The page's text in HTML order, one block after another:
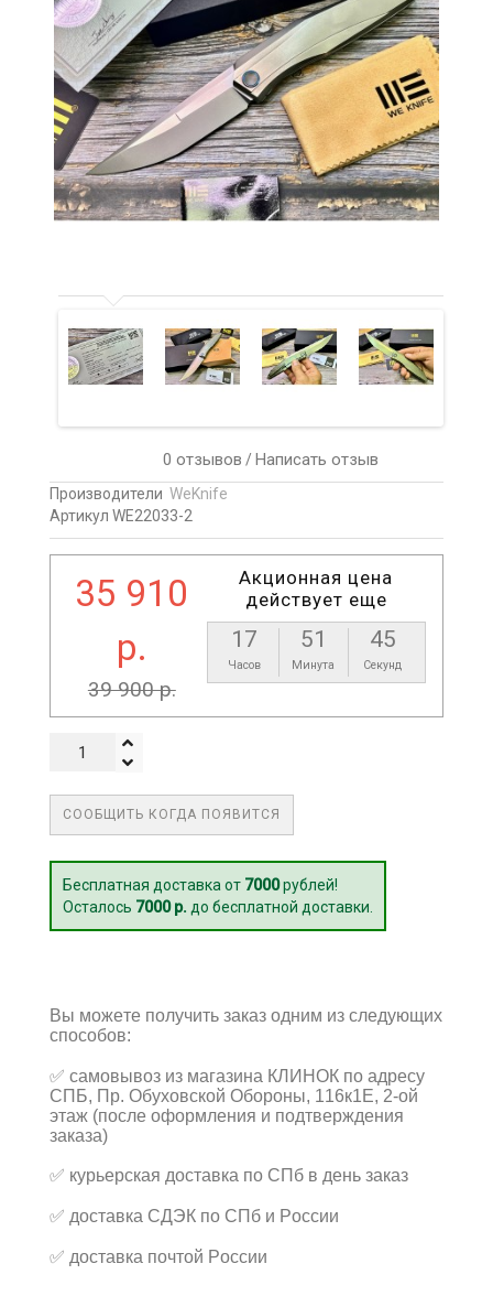
0 отзывов /Написать отзыв
Производители WeKnife
Артикул WE22033-2
35 910
р.
39 900 р.
Акционная цена
действует еще
17
Часов
51
Минута
44
Секунды
СООБЩИТЬ КОГДА ПОЯВИТСЯ
Бесплатная доставка от 7000рублей!
Осталось 7000 р. до бесплатной доставки.
Вы можете получить заказ одним из следующих
способов:
✅ самовывоз из магазина КЛИНОК по адресу
СПБ, Пр. Обуховской Обороны, 116к1Е, 2-ой
этаж (после оформления и подтверждения
заказа)
✅ курьерская доставка по СПб в день заказ
✅ доставка СДЭК по СПб и России
✅ доставка почтой России